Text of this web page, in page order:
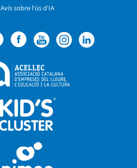
Avís sobre l'ús d'IA